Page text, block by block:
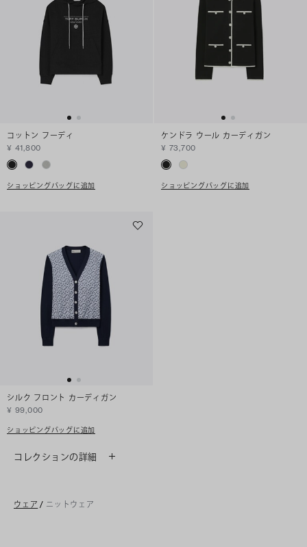
コットン フーディ
¥ 41,800
ショッピングバッグに追加
ケンドラ ウール カーディガン
¥ 73,700
ショッピングバッグに追加
シルク フロント カーディガン
¥ 99,000
ショッピングバッグに追加
コレクションの詳細
ウェア / ニットウェア